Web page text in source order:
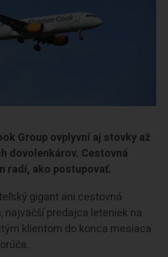
Group ovplyvní aj stovky až
dovolenkárov. Cestovná
radí, ako postupovať.
gigant ani cestovná
najväčší predajca leteniek na
klientom do konca mesiaca